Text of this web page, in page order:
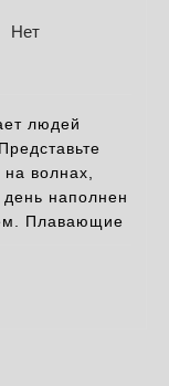
инновации
Нет
людей
волнах,
наполнен
Плавающие